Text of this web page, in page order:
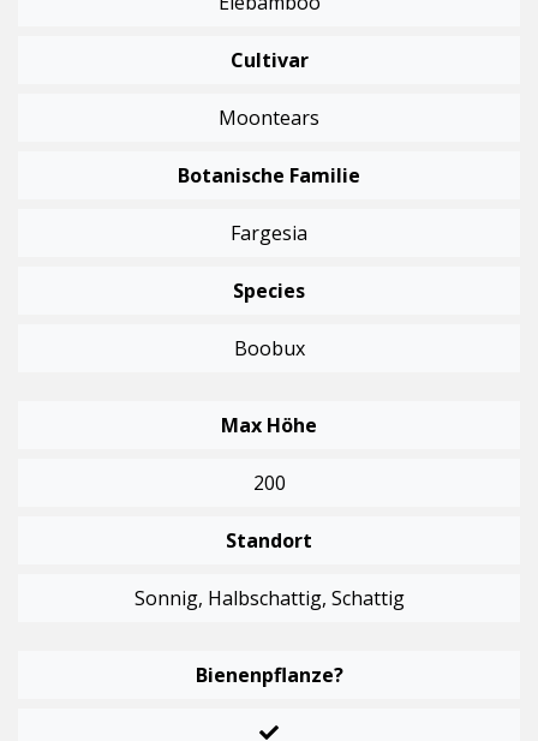
Cultivar
Moontears
Botanische Familie
Fargesia
Species
Boobux
Max Höhe
200
Standort
Sonnig, Halbschattig, Schattig
Bienenpflanze?